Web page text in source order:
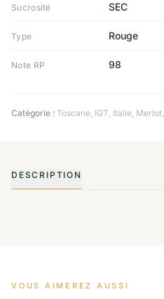
Sucrosité SEC
Type Rouge
Note RP 98
Catégorie : Toscane, IGT, Italie, Merlot,
DESCRIPTION
VOUS AIMEREZ AUSSI